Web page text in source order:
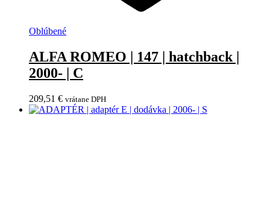
Oblúbené
ALFA ROMEO | 147 | hatchback |
2000- | C
209,51 € vrátane DPH